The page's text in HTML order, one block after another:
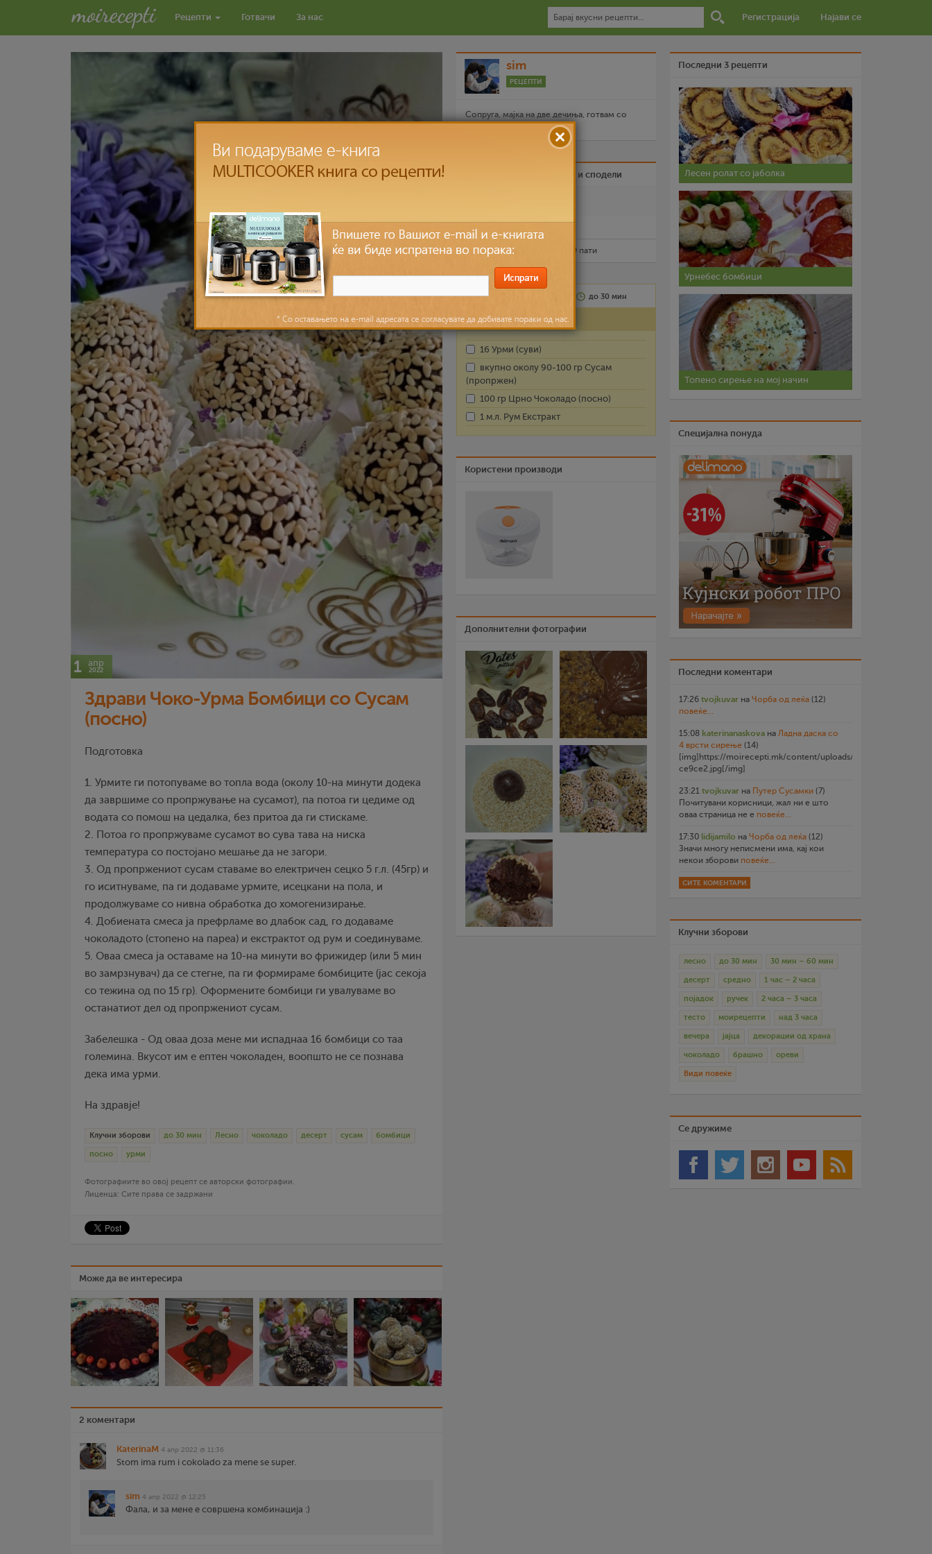
Рецепти Готвачи За нас Регистрација Најави се
1 апр
2022
Здрави Чоко-Урма Бомбици со Сусам
(посно)
Подготовка
1. Урмите ги потопуваме во топла вода (околу 10-на минути додека
да завршиме со пропржување на сусамот), па потоа ги цедиме од
водата со помош на цедалка, без притоа да ги стискаме.
2. Потоа го пропржуваме сусамот во сува тава на ниска
температура со постојано мешање да не загори.
3. Од пропржениот сусам ставаме во електричен сецко 5 г.л. (45гр) и
го иситнуваме, па ги додаваме урмите, исецкани на пола, и
продолжуваме со нивна обработка до хомогенизирање.
4. Добиената смеса ја префрламе во длабок сад, го додаваме
чоколадото (стопено на пареа) и екстрактот од рум и соединуваме.
5. Оваа смеса ја оставаме на 10-на минути во фрижидер (или 5 мин
во замрзнувач) да се стегне, па ги формираме бомбиците (јас секоја
со тежина од по 15 гр). Оформените бомбици ги увалуваме во
останатиот дел од пропржениот сусам.
Забелешка - Од оваа доза мене ми испаднаа 16 бомбици со таа
големина. Вкусот им е ептен чоколаден, воопшто не се познава
дека има урми.
На здравје!
Клучни зборови до 30 мин Лесно чоколадо десерт сусам бомбици
посно урми
Фотографиите во овој рецепт се авторски фотографии.
Лиценца: Сите права се задржани
Може да ве интересира
2 коментари
KaterinaM 4 апр 2022 @ 11:36
Stom ima rum i cokolado za mene se super.
sim 4 апр 2022 @ 12:25
Фала, и за мене е совршена комбинација :)
sim
РЕЦЕПТИ
Сопруга, мајка на две дечиња, готвам со
љубов за моите најмили
Биди вистински пријател и сподели
Испечати го рецептот
Рецептот е прочитан 13,799 пати
Лесно до 30 мин
Состојки
16 Урми (суви)
вкупно околу 90-100 гр Сусам
(пропржен)
100 гр Црно Чоколадо (посно)
1 м.л. Рум Екстракт
Користени производи
Дополнителни фотографии
Последни 3 рецепти
Лесен ролат со јаболка
Урнебес бомбици
Топено сирење на мој начин
Специјална понуда
Последни коментари
17:26 tvojkuvar на Чорба од леќа (12)
повеќе...
15:08 katerinanaskova на Ладна даска со
4 врсти сирење (14)
[img]https://moirecepti.mk/content/uploads/2026/07/
ce9ce2.jpg[/img]
23:21 tvojkuvar на Путер Сусамки (7)
Почитувани корисници, жал ни е што
оваа страница не е повеќе...
17:30 lidijamilo на Чорба од леќа (12)
Значи многу неписмени има, кај кои
некои зборови повеќе...
СИТЕ КОМЕНТАРИ
Клучни зборови
лесно до 30 мин 30 мин – 60 мин
десерт средно 1 час – 2 часа
појадок ручек 2 часа – 3 часа
тесто моирецепти над 3 часа
вечера јајца декорации од храна
чоколадо брашно ореви
Види повеќе
Се дружиме